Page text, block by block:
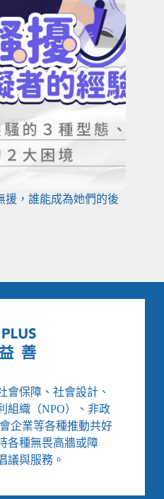
援，誰能成為她們的後
會保障、社會設計、
組織（NPO）、非政
企業等各種推動共好
各種無畏高牆或障
議與服務。